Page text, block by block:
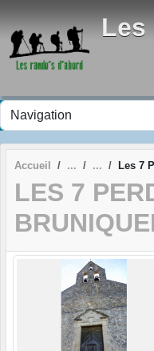
Les
Accueil Les 7
LES 7